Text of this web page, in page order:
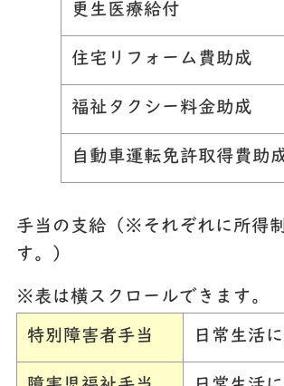
更生医療給付
住宅リフォーム費助成
福祉タクシー料金助成
自動車運転免許取得費助
手当の支給（※それぞれに所得
す。）
※表は横スクロールできます。
特別障害者手当 日常生活